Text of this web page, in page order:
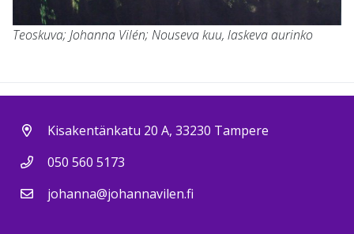
Teoskuva; Johanna Vilén; Nouseva kuu, laskeva aurinko
Kisakentänkatu 20 A, 33230 Tampere
050 560 5173
johanna@johannavilen.fi